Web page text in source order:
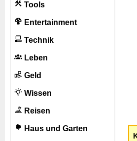
Tools
Entertainment
Technik
Leben
Geld
Wissen
Reisen
Haus und Garten